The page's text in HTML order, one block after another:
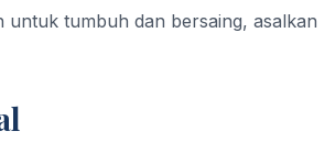
untuk tumbuh dan bersaing, asalkan